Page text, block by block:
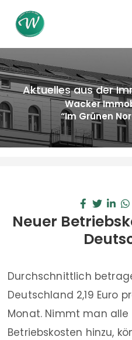
Aktuelles aus der
Wacker
“Im Grünen
Neuer
Durchschnittlich
Deutschland 2,19 Euro
Monat. Nimmt man alle
Betriebskosten hinzu,